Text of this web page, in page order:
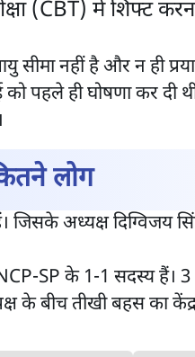
(CBT) में शिफ्ट
सीमा नहीं है और न ही
मई को पहले ही घोषणा कर
लोग
अध्यक्ष दिग्विजय
SP के 1-1 सदस्य हैं। 3
के बीच तीखी बहस का केंद्र